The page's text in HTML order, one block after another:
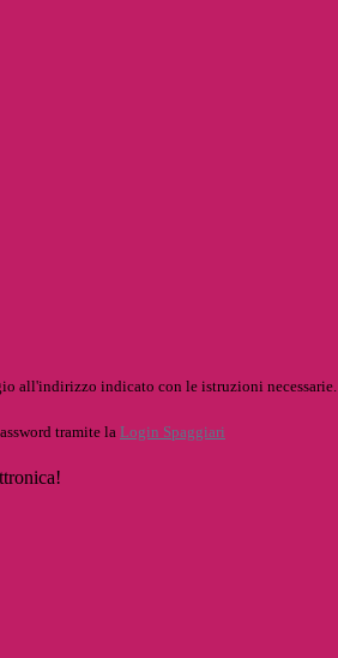
all'indirizzo indicato con le istruzioni necessarie.
tramite la Login Spaggiari